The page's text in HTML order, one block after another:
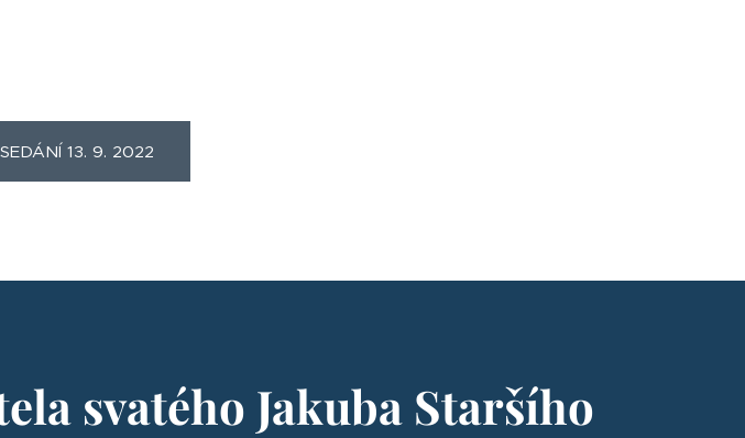
13. 9. 2022
svatého Jakuba Staršího